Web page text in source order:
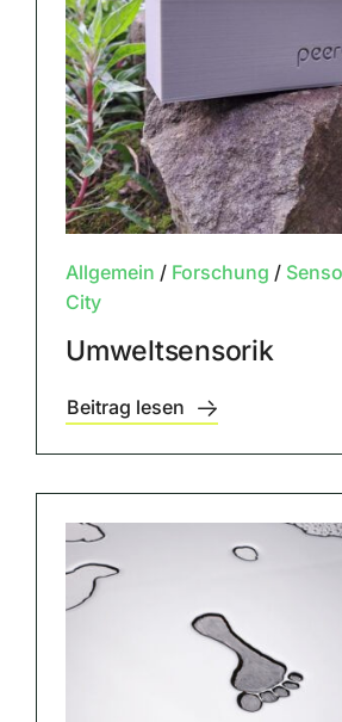
Allgemein / Forschung /
City
Umweltsensorik
Beitrag lesen